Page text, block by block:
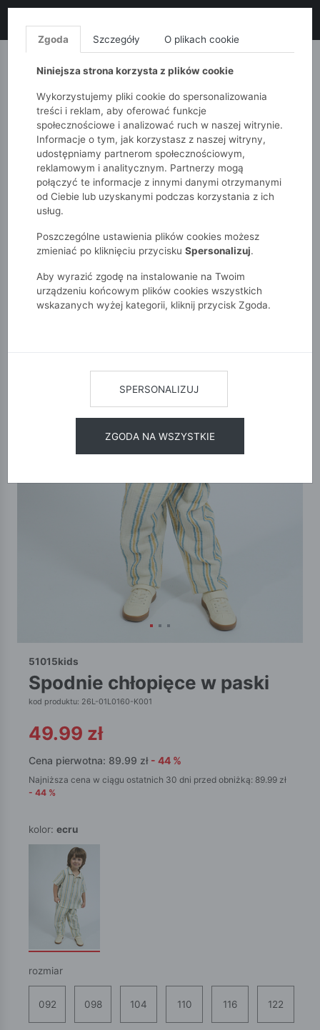
MONNARI QUIOSQUE
51015kids Chłopcy 2-7 lat spodnie chłopięce w paski
51015kids
spodnie chłopięce w paski
kod produktu: 26L-01L0160-K001
49.99 zł
Cena pierwotna: 89.99 zł - 44 %
Najniższa cena w ciągu ostatnich 30 dni przed obniżką: 89.99 zł
- 44 %
kolor: ecru
rozmiar
092 098 104 110 116 122
Zgoda Szczegóły O plikach cookie
Niniejsza strona korzysta z plików cookie
Wykorzystujemy pliki cookie do spersonalizowania
treści i reklam, aby oferować funkcje
społecznościowe i analizować ruch w naszej witrynie.
Informacje o tym, jak korzystasz z naszej witryny,
udostępniamy partnerom społecznościowym,
reklamowym i analitycznym. Partnerzy mogą
połączyć te informacje z innymi danymi otrzymanymi
od Ciebie lub uzyskanymi podczas korzystania z ich
usług.
Poszczególne ustawienia plików cookies możesz
zmieniać po kliknięciu przycisku Spersonalizuj.
Aby wyrazić zgodę na instalowanie na Twoim
urządzeniu końcowym plików cookies wszystkich
wskazanych wyżej kategorii, kliknij przycisk Zgoda.
SPERSONALIZUJ
ZGODA NA WSZYSTKIE